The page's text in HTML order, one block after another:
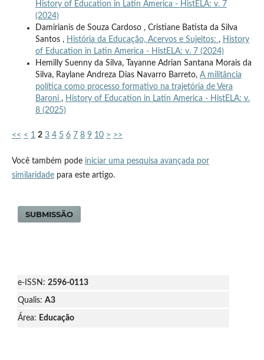
History of Education in Latin America - HistELA: v. 7
(2024)
Damirianis de Souza Cardoso , Cristiane Batista da Silva
Santos , História da Educação, Acervos e Sujeitos: , History
of Education in Latin America - HistELA: v. 7 (2024)
Hemilly Suenny da Silva, Tayanne Adrian Santana Morais da
Silva, Raylane Andreza Dias Navarro Barreto, A militância
política como processo formativo na trajetória de Vera
Baroni , History of Education in Latin America - HistELA: v.
8 (2025)
<< < 1 2 3 4 5 6 7 8 9 10 > >>
Você também pode iniciar uma pesquisa avançada por
similaridadepara este artigo.
SUBMISSÃO
e-ISSN: 2596-0113
Qualis: A3
Área: Educação